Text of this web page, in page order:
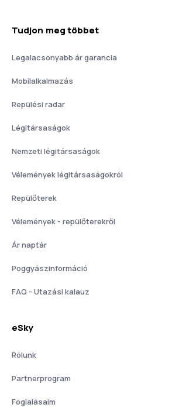
Tudjon meg többet
Legalacsonyabb ár garancia
Mobilalkalmazás
Repülési radar
Légitársaságok
Nemzeti légitársaságok
Vélemények légitársaságokról
Repülőterek
Vélemények - repülőterekről
Ár naptár
Poggyászinformáció
FAQ - Utazási kalauz
eSky
Rólunk
Partnerprogram
Foglalásaim